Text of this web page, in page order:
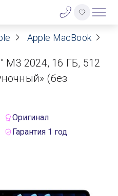
Apple MacBook
M3 2024, 16 ГБ, 512
(без
Оригинал
Гарантия 1 год